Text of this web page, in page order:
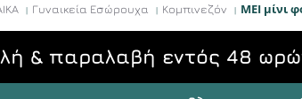
Γυναικεία Εσώρουχα Κομπινεζόν ΜΕΙ μίνι
& παραλαβή εντός 48